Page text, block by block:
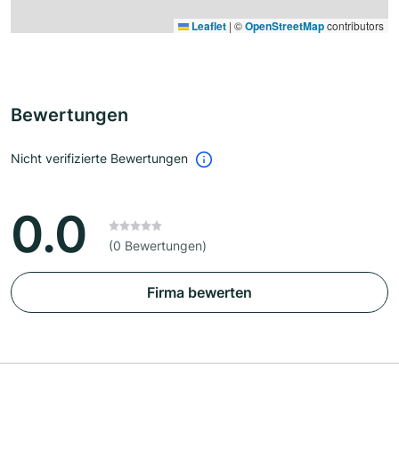
Leaflet | ©OpenStreetMapcontributors
Bewertungen
Nicht verifizierte Bewertungen
0.0 (0 Bewertungen)
Firma bewerten